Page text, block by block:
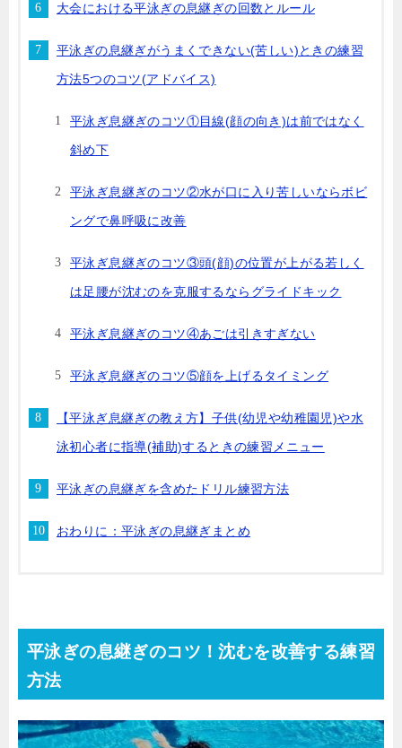
大会における平泳ぎの息継ぎの回数とルール
平泳ぎの息継ぎがうまくできない(苦しい)ときの練習
方法5つのコツ(アドバイス)
平泳ぎ息継ぎのコツ①目線(顔の向き)は前ではなく
斜め下
平泳ぎ息継ぎのコツ②水が口に入り苦しいならボビ
ングで鼻呼吸に改善
平泳ぎ息継ぎのコツ③頭(顔)の位置が上がる若しく
は足腰が沈むのを克服するならグライドキック
平泳ぎ息継ぎのコツ④あごは引きすぎない
平泳ぎ息継ぎのコツ⑤顔を上げるタイミング
【平泳ぎ息継ぎの教え方】子供(幼児や幼稚園児)や水
泳初心者に指導(補助)するときの練習メニュー
平泳ぎの息継ぎを含めたドリル練習方法
おわりに：平泳ぎの息継ぎまとめ
平泳ぎの息継ぎのコツ！沈むを改善する練習
方法